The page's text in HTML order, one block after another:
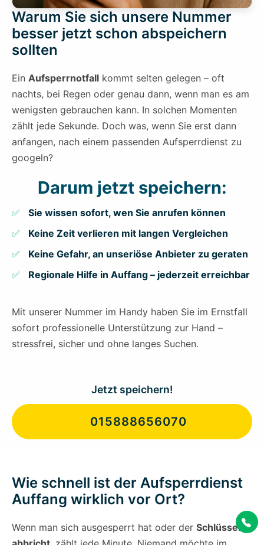
Warum Sie sich unsere Nummer
besser jetzt schon abspeichern
sollten
Ein Aufsperrnotfall kommt selten gelegen – oft
nachts, bei Regen oder genau dann, wenn man es am
wenigsten gebrauchen kann. In solchen Momenten
zählt jede Sekunde. Doch was, wenn Sie erst dann
anfangen, nach einem passenden Aufsperrdienst zu
googeln?
Darum jetzt speichern:
Sie wissen sofort, wen Sie anrufen können
Keine Zeit verlieren mit langen Vergleichen
Keine Gefahr, an unseriöse Anbieter zu geraten
Regionale Hilfe in Auffang – jederzeit erreichbar
Mit unserer Nummer im Handy haben Sie im Ernstfall
sofort professionelle Unterstützung zur Hand –
stressfrei, sicher und ohne langes Suchen.
Jetzt speichern!
015888656070
Wie schnell ist der Aufsperrdienst
Auffang wirklich vor Ort?
Wenn man sich ausgesperrt hat oder der Schlüssel